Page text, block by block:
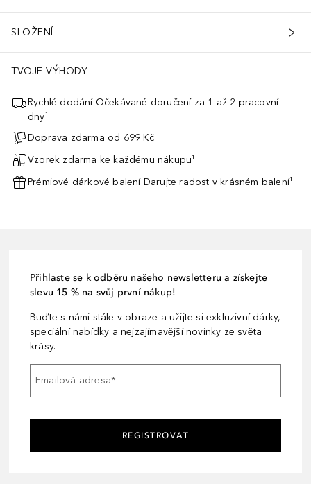
SLOŽENÍ
TVOJE VÝHODY
Rychlé dodání Očekávané doručení za 1 až 2 pracovní
dny¹
Doprava zdarma od 699 Kč
Vzorek zdarma ke každému nákupu¹
Prémiové dárkové balení Darujte radost v krásném balení¹
Přihlaste se k odběru našeho newsletteru a získejte
slevu 15 % na svůj první nákup!
Buďte s námi stále v obraze a užijte si exkluzivní dárky,
speciální nabídky a nejzajímavější novinky ze světa
krásy.
Emailová adresa*
REGISTROVAT